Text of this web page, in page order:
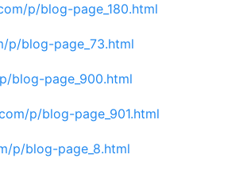
p/blog-page_180.html
p/blog-page_73.html
blog-page_900.html
p/blog-page_901.html
p/blog-page_8.html